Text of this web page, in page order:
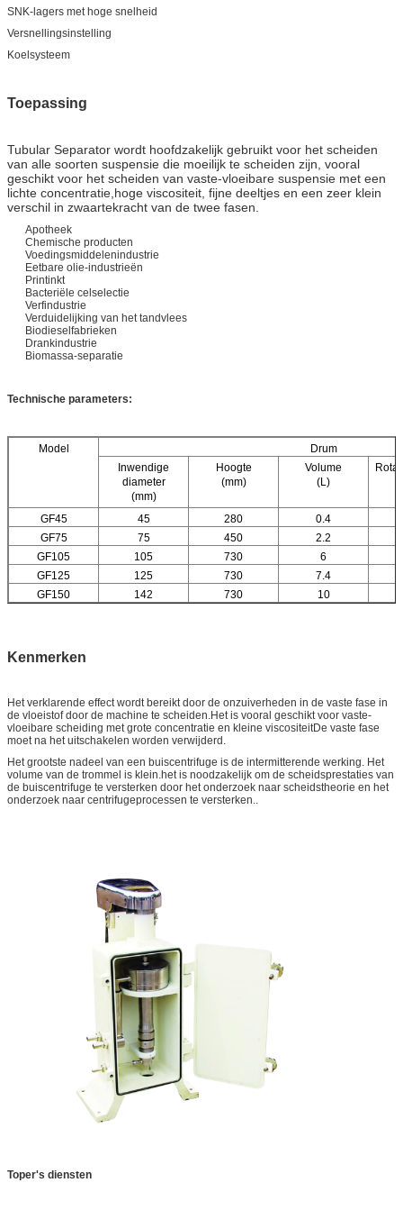
SNK-lagers met hoge snelheid
Versnellingsinstelling
Koelsysteem
Toepassing
Tubular Separator wordt hoofdzakelijk gebruikt voor het scheiden
van alle soorten suspensie die moeilijk te scheiden zijn, vooral
geschikt voor het scheiden van vaste-vloeibare suspensie met een
lichte concentratie,hoge viscositeit, fijne deeltjes en een zeer klein
verschil in zwaartekracht van de twee fasen.
Apotheek
Chemische producten
Voedingsmiddelenindustrie
Eetbare olie-industrieën
Printinkt
Bacteriële celselectie
Verfindustrie
Verduidelijking van het tandvlees
Biodieselfabrieken
Drankindustrie
Biomassa-separatie
Technische parameters:
Model
Drum
Inwendige
diameter
(mm)
Hoogte
(mm)
Volume
(L)
GF45 45 280 0.4
GF75
75 450 2.2
GF105
105 730 6
GF125
125 730 7.4
GF150
142 730 10
Kenmerken
Het verklarende effect wordt bereikt door de onzuiverheden in de vaste fase in
de vloeistof door de machine te scheiden.Het is vooral geschikt voor vaste-
vloeibare scheiding met grote concentratie en kleine viscositeitDe vaste fase
moet na het uitschakelen worden verwijderd.
Het grootste nadeel van een buiscentrifuge is de intermitterende werking. Het
volume van de trommel is klein.het is noodzakelijk om de scheidsprestaties van
de buiscentrifuge te versterken door het onderzoek naar scheidstheorie en het
onderzoek naar centrifugeprocessen te versterken..
Toper's diensten